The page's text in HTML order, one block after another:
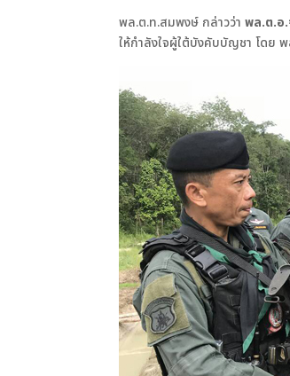
พล.ต.ท.สมพงษ์ กล่าวว่าพล.ต.อ
ให้กำลังใจผู้ใต้บังคับบัญชา โดย